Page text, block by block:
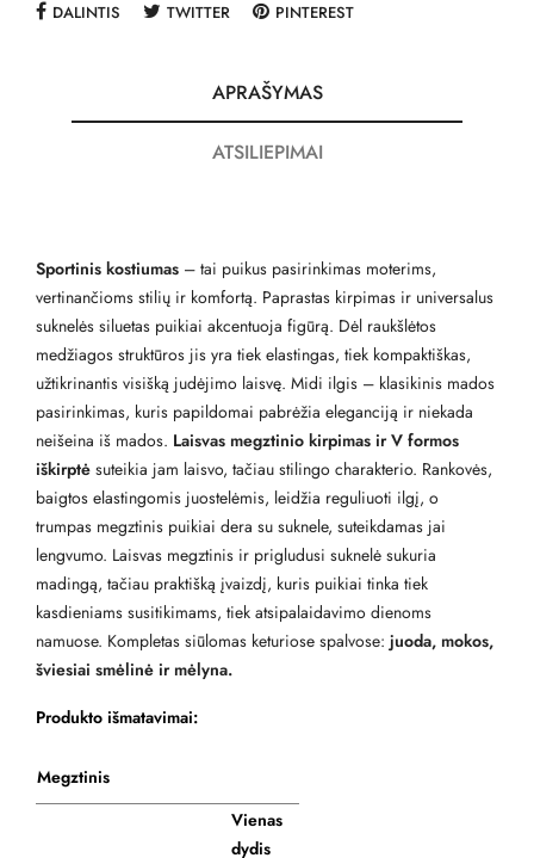
DALINTIS TWITTER PINTEREST
APRAŠYMAS
ATSILIEPIMAI
Sportinis kostiumas – tai puikus pasirinkimas moterims,
vertinančioms stilių ir komfortą. Paprastas kirpimas ir universalus
suknelės siluetas puikiai akcentuoja figūrą. Dėl raukšlėtos
medžiagos struktūros jis yra tiek elastingas, tiek kompaktiškas,
užtikrinantis visišką judėjimo laisvę. Midi ilgis – klasikinis mados
pasirinkimas, kuris papildomai pabrėžia eleganciją ir niekada
neišeina iš mados. Laisvas megztinio kirpimas ir V formos
iškirptė suteikia jam laisvo, tačiau stilingo charakterio. Rankovės,
baigtos elastingomis juostelėmis, leidžia reguliuoti ilgį, o
trumpas megztinis puikiai dera su suknele, suteikdamas jai
lengvumo. Laisvas megztinis ir prigludusi suknelė sukuria
madingą, tačiau praktišką įvaizdį, kuris puikiai tinka tiek
kasdieniams susitikimams, tiek atsipalaidavimo dienoms
namuose. Kompletas siūlomas keturiose spalvose: juoda, mokos,
šviesiai smėlinė ir mėlyna.
Produkto išmatavimai:
Megztinis
Vienas
dydis